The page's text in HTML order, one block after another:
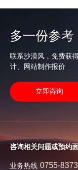
多一份参
联系沙漠风，免费获
计、网站制作报价
立即咨询
咨询相关问题或预约
业务热线 0755-